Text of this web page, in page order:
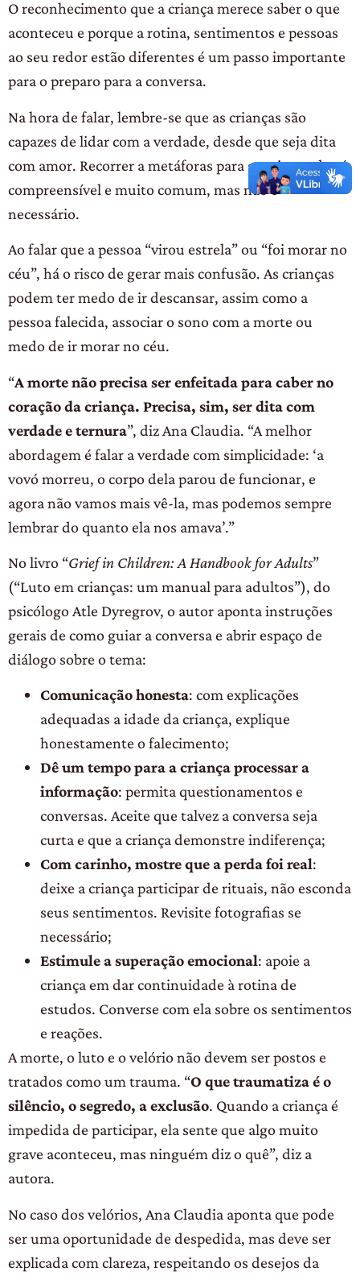
O reconhecimento que a criança merece saber o que
aconteceu e porque a rotina, sentimentos e pessoas
ao seu redor estão diferentes é um passo importante
para o preparo para a conversa.
Na hora de falar, lembre-se que as crianças são
capazes de lidar com a verdade, desde que seja dita
com amor. Recorrer a metáforas para suavizar a dor é
compreensível e muito comum, mas não é
necessário.
Ao falar que a pessoa “virou estrela” ou “foi morar no
céu”, há o risco de gerar mais confusão. As crianças
podem ter medo de ir descansar, assim como a
pessoa falecida, associar o sono com a morte ou
medo de ir morar no céu.
“A morte não precisa ser enfeitada para caber no
coração da criança. Precisa, sim, ser dita com
verdade e ternura”, diz Ana Claudia. “A melhor
abordagem é falar a verdade com simplicidade: ‘a
vovó morreu, o corpo dela parou de funcionar, e
agora não vamos mais vê-la, mas podemos sempre
lembrar do quanto ela nos amava’.”
No livro “Grief in Children: A Handbook for Adults”
(“Luto em crianças: um manual para adultos”), do
psicólogo Atle Dyregrov, o autor aponta instruções
gerais de como guiar a conversa e abrir espaço de
diálogo sobre o tema:
Comunicação honesta: com explicações
adequadas a idade da criança, explique
honestamente o falecimento;
Dê um tempo para a criança processar a
informação: permita questionamentos e
conversas. Aceite que talvez a conversa seja
curta e que a criança demonstre indiferença;
Com carinho, mostre que a perda foi real:
deixe a criança participar de rituais, não esconda
seus sentimentos. Revisite fotografias se
necessário;
Estimule a superação emocional: apoie a
criança em dar continuidade à rotina de
estudos. Converse com ela sobre os sentimentos
e reações.
A morte, o luto e o velório não devem ser postos e
tratados como um trauma. “O que traumatiza é o
silêncio, o segredo, a exclusão. Quando a criança é
impedida de participar, ela sente que algo muito
grave aconteceu, mas ninguém diz o quê”, diz a
autora.
No caso dos velórios, Ana Claudia aponta que pode
ser uma oportunidade de despedida, mas deve ser
explicada com clareza, respeitando os desejos da